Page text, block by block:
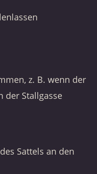
z. B. wenn der
der Stallgasse
Sattels an den